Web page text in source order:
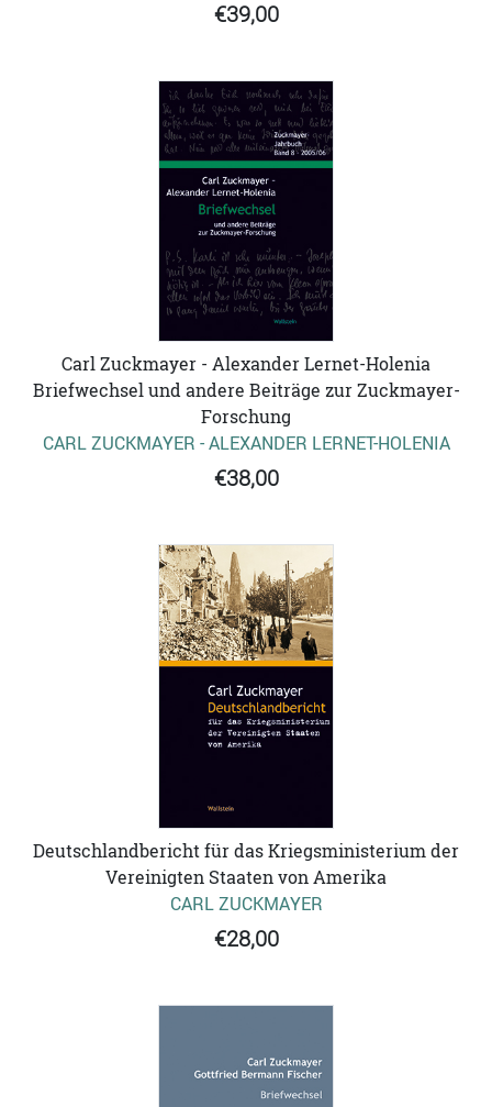
€39,00
Carl Zuckmayer - Alexander Lernet-Holenia
Briefwechsel und andere Beiträge zur Zuckmayer-
Forschung
CARL ZUCKMAYER - ALEXANDER LERNET-HOLENIA
€38,00
Deutschlandbericht für das Kriegsministerium der
Vereinigten Staaten von Amerika
CARL ZUCKMAYER
€28,00